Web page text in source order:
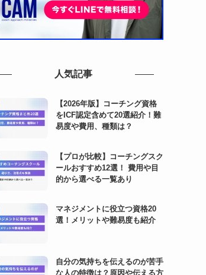
人気記事
【2026年版】コーチング資格
をICF認定含めて20選紹介！難
易度や費用、種類は？
【プロが比較】コーチングスク
ールおすすめ12選！ 費用や目
的から選べる一覧あり
マネジメントに役立つ資格20
選！メリットや難易度も紹介
自分の気持ちを伝えるのが苦手
な人の特徴は？原因や伝える方